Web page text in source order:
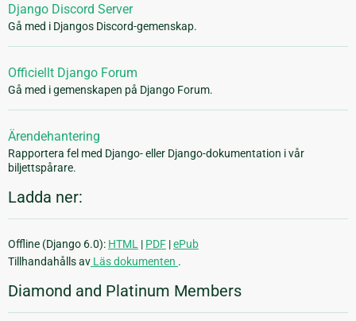
Django Discord Server
Gå med i Djangos Discord-gemenskap.
Officiellt Django Forum
Gå med i gemenskapen på Django Forum.
Ärendehantering
Rapportera fel med Django- eller Django-dokumentation i vår
biljettspårare.
Ladda ner:
Offline (Django 6.0): HTML | PDF |ePub
Tillhandahålls av Läs dokumenten .
Diamond and Platinum Members